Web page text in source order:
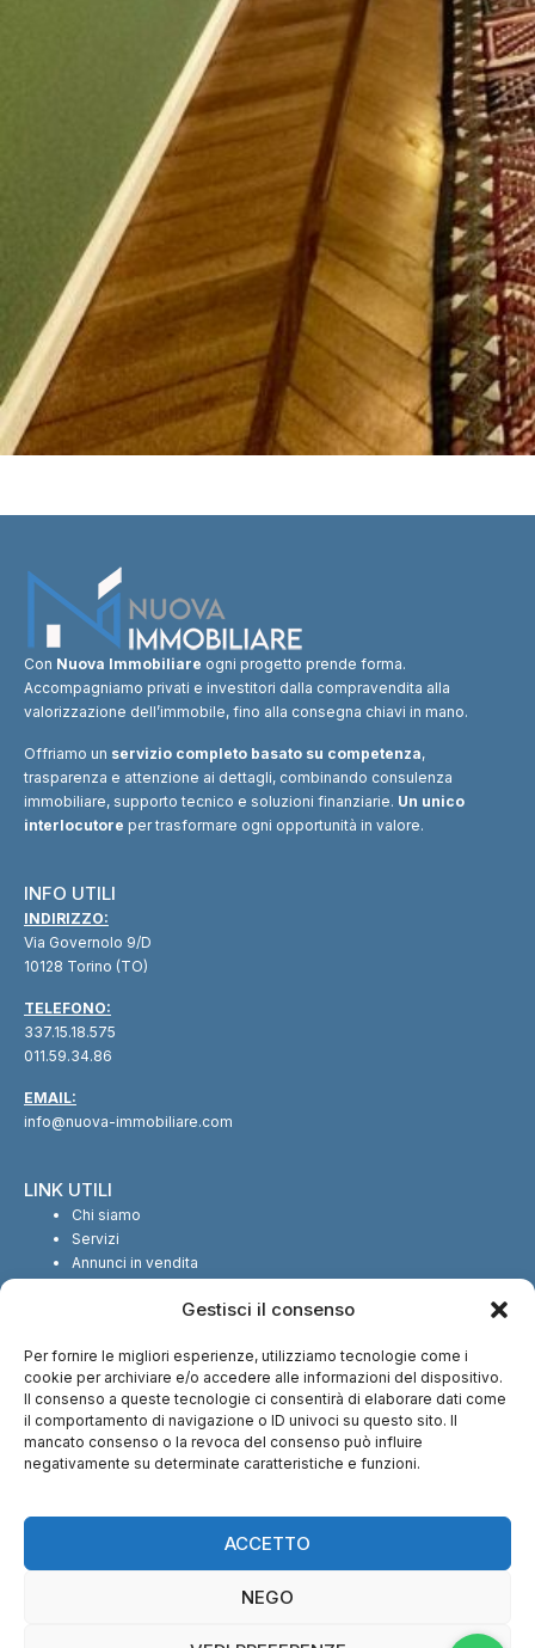
Gestisci il consenso
Per fornire le migliori esperienze, utilizziamo tecnologie come i
cookie per archiviare e/o accedere alle informazioni del dispositivo.
Il consenso a queste tecnologie ci consentirà di elaborare dati come
il comportamento di navigazione o ID univoci su questo sito. Il
mancato consenso o la revoca del consenso può influire
negativamente su determinate caratteristiche e funzioni.
ACCETTO
NEGO
Con Nuova Immobiliare ogni progetto prende forma.
Accompagniamo privati e investitori dalla compravendita alla
valorizzazione dell’immobile, fino alla consegna chiavi in mano.
Offriamo un servizio completo basato su competenza,
trasparenza e attenzione ai dettagli, combinando consulenza
immobiliare, supporto tecnico e soluzioni finanziarie. Un unico
interlocutore per trasformare ogni opportunità in valore.
INFO UTILI
INDIRIZZO:
Via Governolo 9/D
10128 Torino (TO)
TELEFONO:
337.15.18.575
011.59.34.86
EMAIL:
info@nuova-immobiliare.com
LINK UTILI
Chi siamo
Servizi
Annunci in vendita
SEGUICI SUI SOCIAL
CI TROVI ANCHE SU: